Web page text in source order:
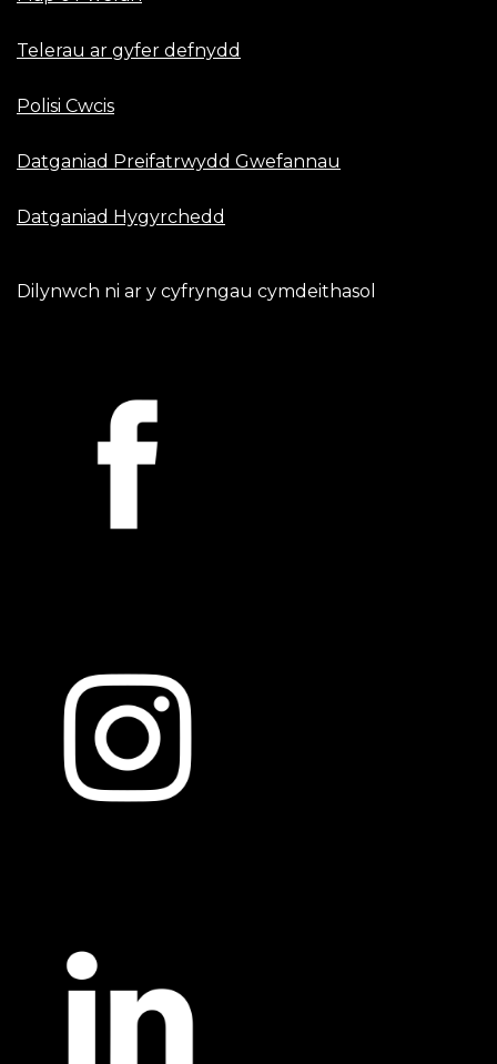
Telerau ar gyfer defnydd
Polisi Cwcis
Datganiad Preifatrwydd Gwefannau
Datganiad Hygyrchedd
Dilynwch ni ar y cyfryngau cymdeithasol